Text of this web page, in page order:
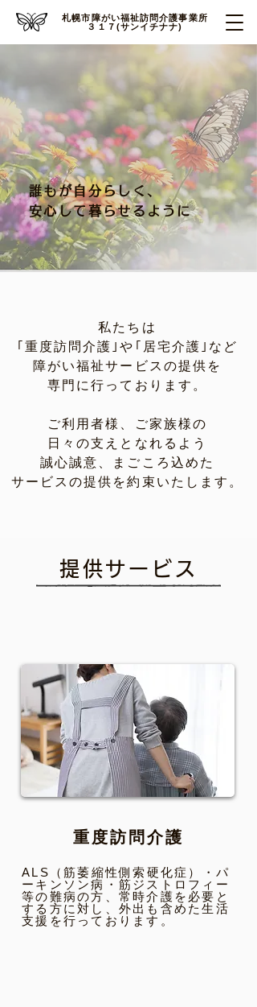
札幌市障がい福祉訪問介護事業所
３１７(サンイチナナ)
誰もが自分らしく、
安心して暮らせるように
私たちは
｢重度訪問介護｣や｢居宅介護｣など
障がい福祉サービスの提供を
専門に行っております。​
ご利用者様、ご家族様の
日々の支えとなれるよう
誠心誠意、まごころ込めた
サービスの提供を約束いたします。
提供サービス
重度訪問介護
ALS（筋萎縮性側索硬化症）・ パ
ーキンソン病・筋ジストロフィー
等の難病の方、 常時介護を必要と
する方に対し、 外出も含めた生活
支援を行っております。